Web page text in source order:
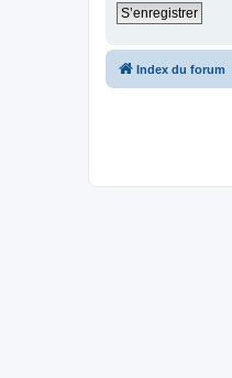
S’enregistrer
Index du forum